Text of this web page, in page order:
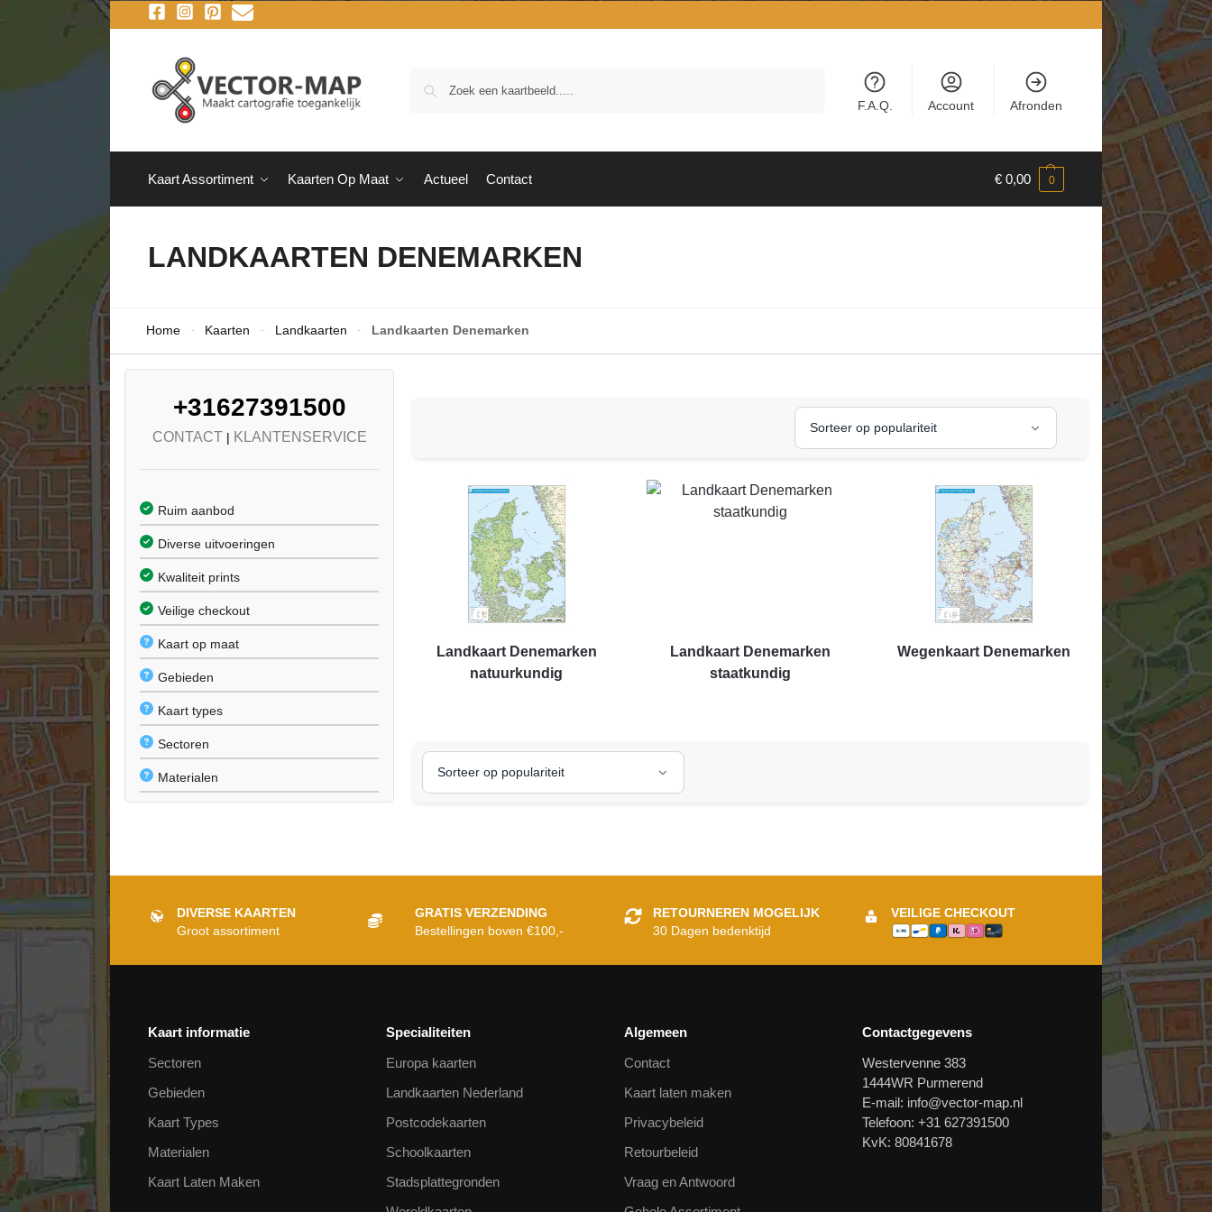
F.A.Q. Account Afronden
Kaart Assortiment Kaarten Op Maat Actueel Contact € 0,00 0
LANDKAARTEN DENEMARKEN
Home - Kaarten - Landkaarten - Landkaarten Denemarken
Landkaart Denemarken
natuurkundig
Landkaart Denemarken
staatkundig
Wegenkaart Denemarken
+31627391500
CONTACT | KLANTENSERVICE
Ruim aanbod
Diverse uitvoeringen
Kwaliteit prints
Veilige checkout
Kaart op maat
Gebieden
Kaart types
Sectoren
Materialen
Gemeente landkaarten
Natuurkundige landkaarten
GEBIEDEN
Wereldkaarten
Regio kaarten
Landkaarten
DIVERSE KAARTEN
Groot assortiment
GRATIS VERZENDING
Bestellingen boven €100,-
RETOURNEREN MOGELIJK
30 Dagen bedenktijd
VEILIGE CHECKOUT
Kaart informatie
Sectoren
Gebieden
Kaart Types
Materialen
Kaart Laten Maken
Specialiteiten
Europa kaarten
Landkaarten Nederland
Postcodekaarten
Schoolkaarten
Stadsplattegronden
Algemeen
Contact
Kaart laten maken
Privacybeleid
Retourbeleid
Vraag en Antwoord
Contactgegevens
Westervenne 383
1444WR Purmerend
E-mail: info@vector-map.nl
Telefoon: +31 627391500
KvK: 80841678